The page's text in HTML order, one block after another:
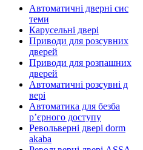
Автоматичні дверні сис
теми
Карусельні двері
Приводи для розсувних
дверей
Приводи для розпашних
дверей
Автоматичні розсувні д
вері
Автоматика для безба
р’єрного доступу
Револьверні двері dorm
akaba